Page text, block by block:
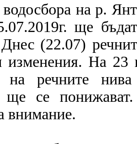
на р.
ще
(22.07)
изменения. На
на речните
ще се
внимание.